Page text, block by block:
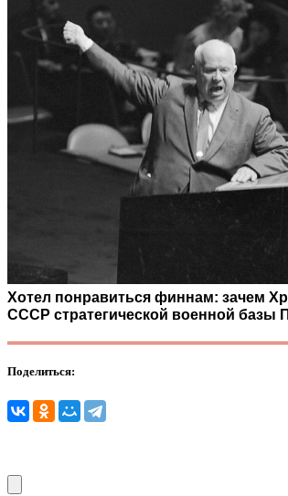
Хотел понравиться финнам: зачем
СССР стратегической военной базы
Поделиться: